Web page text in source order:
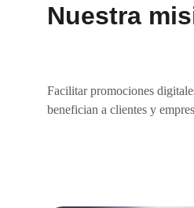
Nuestra
Facilitar promociones
benefician a clientes y